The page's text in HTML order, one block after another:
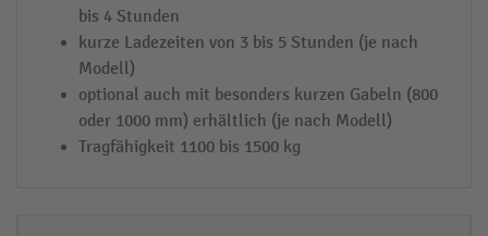
e
n
-
H
u
b
bis 4 Stunden
kurze Ladezeiten von 3 bis 5 Stunden (je nach
Modell)
optional auch mit besonders kurzen Gabeln (800
oder 1000 mm) erhältlich (je nach Modell)
Tragfähigkeit 1100 bis 1500 kg